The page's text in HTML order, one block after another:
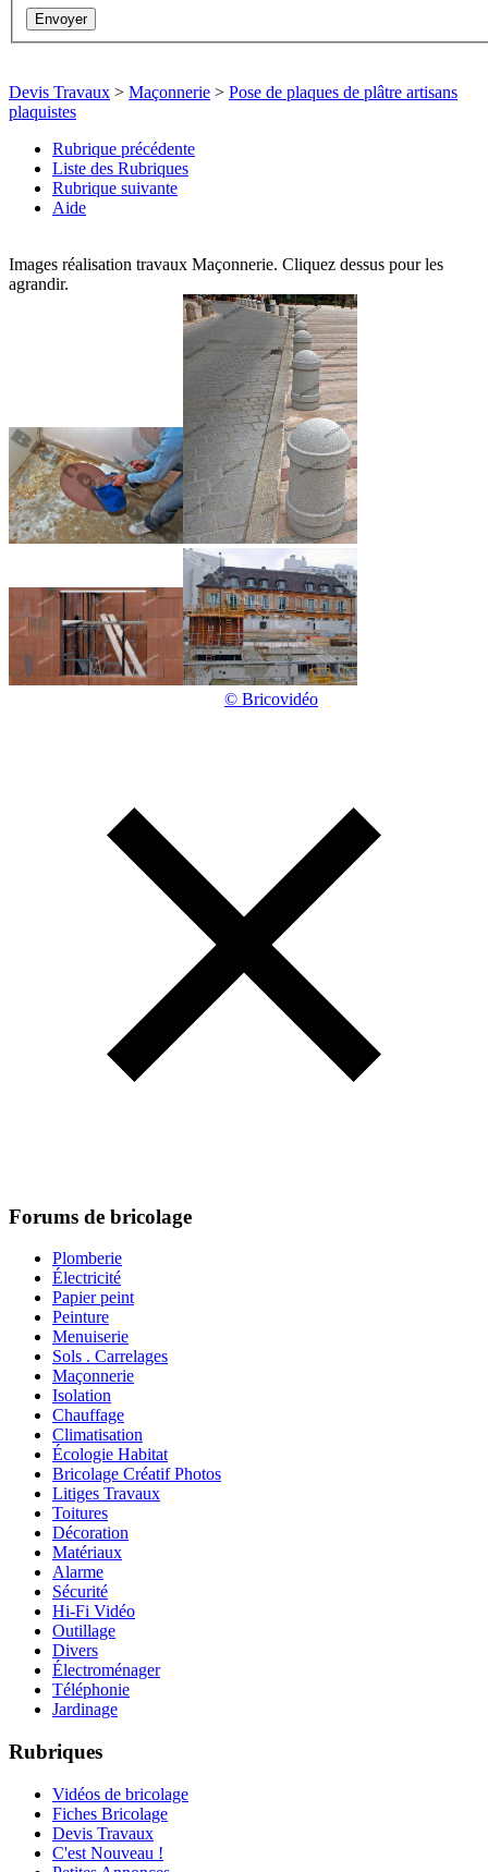
Devis Travaux > Maçonnerie > Pose de plaques de plâtre artisans
plaquistes
Rubrique précédente
Liste des Rubriques
Rubrique suivante
Aide
Images réalisation travaux Maçonnerie. Cliquez dessus pour les
agrandir.
© Bricovidéo
Forums de bricolage
Plomberie
Électricité
Papier peint
Peinture
Menuiserie
Sols . Carrelages
Maçonnerie
Isolation
Chauffage
Climatisation
Écologie Habitat
Bricolage Créatif Photos
Litiges Travaux
Toitures
Décoration
Matériaux
Alarme
Sécurité
Hi-Fi Vidéo
Outillage
Divers
Électroménager
Téléphonie
Jardinage
Rubriques
Vidéos de bricolage
Fiches Bricolage
Devis Travaux
C'est Nouveau !